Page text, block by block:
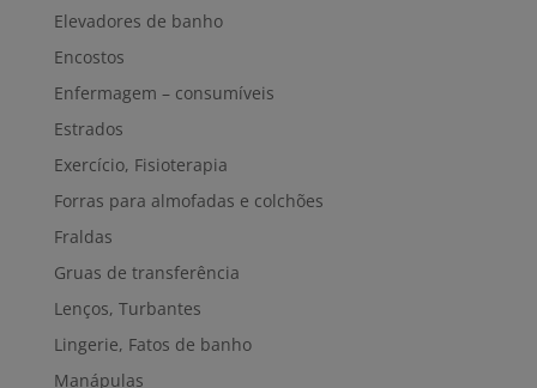
Elevadores de banho
Encostos
Enfermagem – consumíveis
Estrados
Exercício, Fisioterapia
Forras para almofadas e colchões
Fraldas
Gruas de transferência
Lenços, Turbantes
Lingerie, Fatos de banho
Manápulas